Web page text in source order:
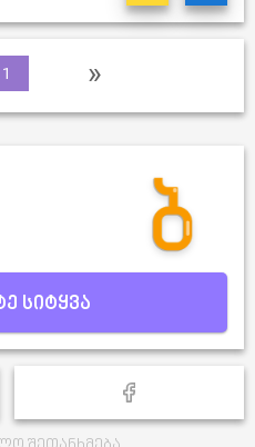
1 »
სიტყვა